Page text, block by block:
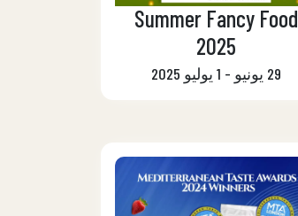
Summer Fancy Food
2025
29 يونيو - 1 يوليو 2025